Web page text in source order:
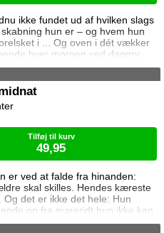
ikke fundet ud af hvilken slags
hun er – og hvem hun
i ... Og oven i dét vækker
hver morgen ved daggry,
hende om at én hun elsker er i
er ved at falde fra hinanden:
skal skilles. Hendes kæreste
Og det er ikke det hele: Hun
op fra mareridt hun ikke kan
plages af en forfølger som
Tilføj til kurv
49,95